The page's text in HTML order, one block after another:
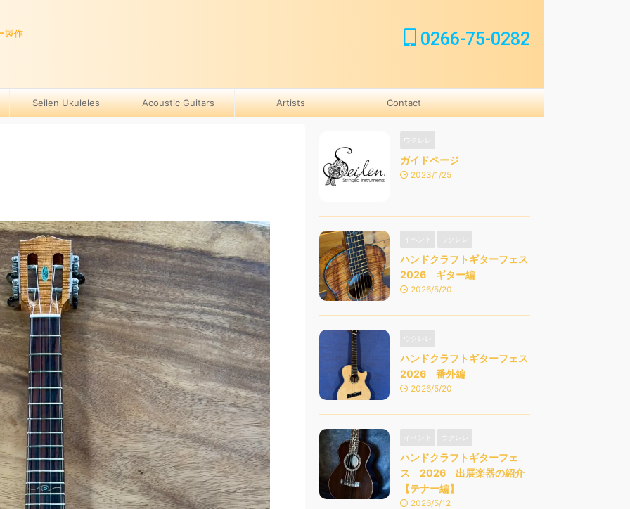
製作 0266-75-0282
Seilen Ukuleles Acoustic Guitars Artists Contact
ガイドページ
2023/1/25
ハンドクラフトギターフェス
2026 ギター編
2026/5/20
ハンドクラフトギターフェス
2026 番外編
2026/5/20
ハンドクラフトギターフェ
ス 2026 出展楽器の紹介
【テナー編】
2026/5/12